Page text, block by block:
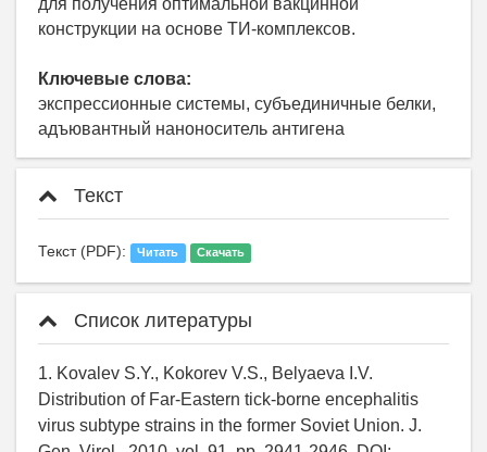
для получения оптимальной вакцинной
конструкции на основе ТИ-комплексов.
Ключевые слова:
экспрессионные системы, субъединичные белки,
адъювантный наноноситель антигена
Текст
Текст (PDF): Читать Скачать
Список литературы
1. Kovalev S.Y., Kokorev V.S., Belyaeva I.V.
Distribution of Far-Eastern tick-borne encephalitis
virus subtype strains in the former Soviet Union. J.